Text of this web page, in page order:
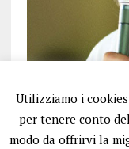
Utilizziamo i
per tenere conto
modo da offrirvi la